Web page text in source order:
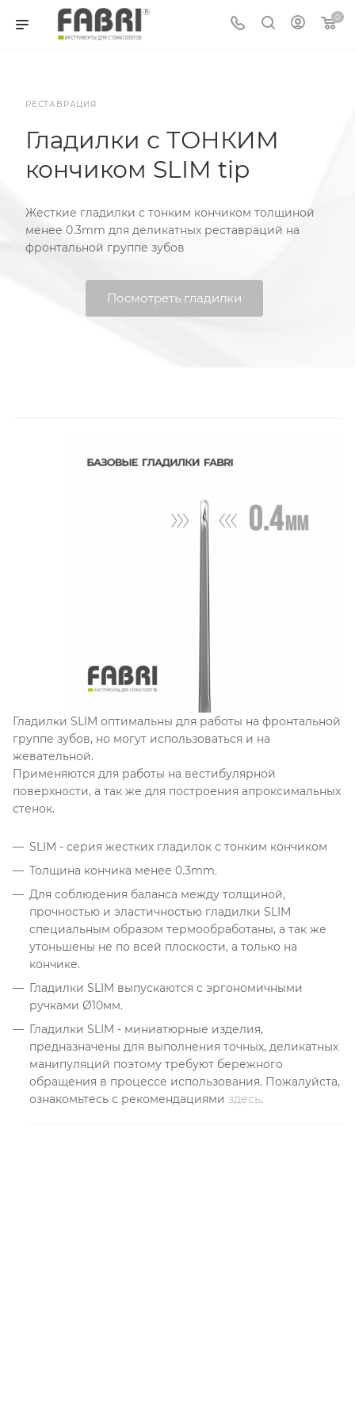
0
РЕСТАВРАЦИЯ
Гладилки с ТОНКИМ
кончиком SLIM tip
Жесткие гладилки с тонким кончиком толщиной
менее 0.3mm для деликатных реставраций на
фронтальной группе зубов
Посмотреть гладилки
Гладилки SLIM оптимальны для работы на фронтальной
группе зубов, но могут использоваться и на
жевательной.
Применяются для работы на вестибулярной
поверхности, а так же для построения апроксимальных
стенок.
SLIM - серия жестких гладилок с тонким кончиком
Толщина кончика менее 0.3mm.
Для соблюдения баланса между толщиной,
прочностью и эластичностью гладилки SLIM
специальным образом термообработаны, а так же
утоньшены не по всей плоскости, а только на
кончике.
Гладилки SLIM выпускаются с эргономичными
ручками Ø10мм.
Гладилки SLIM - миниатюрные изделия,
предназначены для выполнения точных, деликатных
манипуляций поэтому требуют бережного
обращения в процессе использования. Пожалуйста,
ознакомьтесь с рекомендациями здесь.